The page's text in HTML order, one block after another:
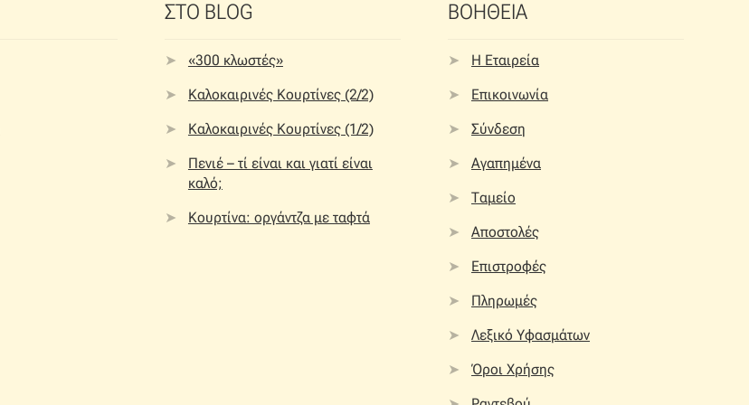
ΣΤΟ BLOG
«300 κλωστές»
Καλοκαιρινές Κουρτίνες (2/2)
Καλοκαιρινές Κουρτίνες (1/2)
Πενιέ – τί είναι και γιατί είναι
καλό;
Κουρτίνα: οργάντζα με ταφτά
ΒΟΗΘΕΙΑ
Η Εταιρεία
Επικοινωνία
Σύνδεση
Αγαπημένα
Ταμείο
Αποστολές
Επιστροφές
Πληρωμές
Λεξικό Υφασμάτων
Όροι Χρήσης